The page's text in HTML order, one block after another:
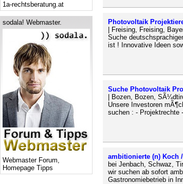
1a-rechtsberatung.at
sodala! Webmaster.
Webmaster Forum,
Homepage Tipps
Photovoltaik
| Freising, Freising,
Suche
ist ! Innovative Ideen
Suche Photovoltaik
| Bozen, Bozen,
Unsere Investoren
suchen : - Projektrechte
ambitionierte (n) Koch
bei Jenbach, Schwaz,
wir suchen ab sofort
Gastronomiebetrieb in